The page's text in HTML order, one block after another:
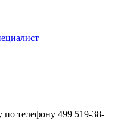
по телефону 499 519-38-